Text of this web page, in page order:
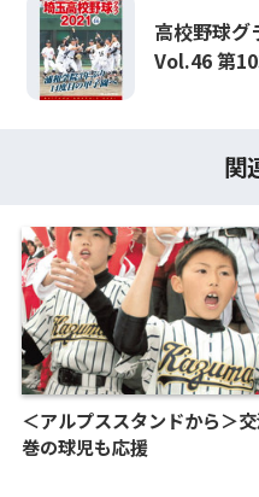
高校野球グ
Vol.46 第
関
＜アルプススタンドから＞
巻の球児も応援